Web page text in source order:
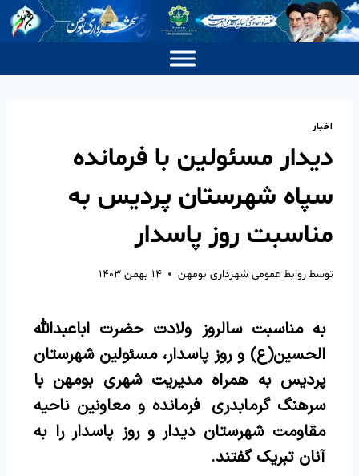
اخبار
دیدار مسئولین با فرمانده
سپاه شهرستان پردیس به
مناسبت روز پاسدار
توسطروابط عمومی شهرداری بومهن ۱۴ بهمن ۱۴۰۳
به مناسبت سالروز ولادت حضرت اباعبدالله
الحسین(ع) و روز پاسدار، مسئولین شهرستان
پردیس به همراه مدیریت شهری بومهن با
سرهنگ گرمابدری فرمانده و معاونین ناحیه
مقاومت شهرستان دیدار و روز پاسدار را به
آنان تبریک گفتند.